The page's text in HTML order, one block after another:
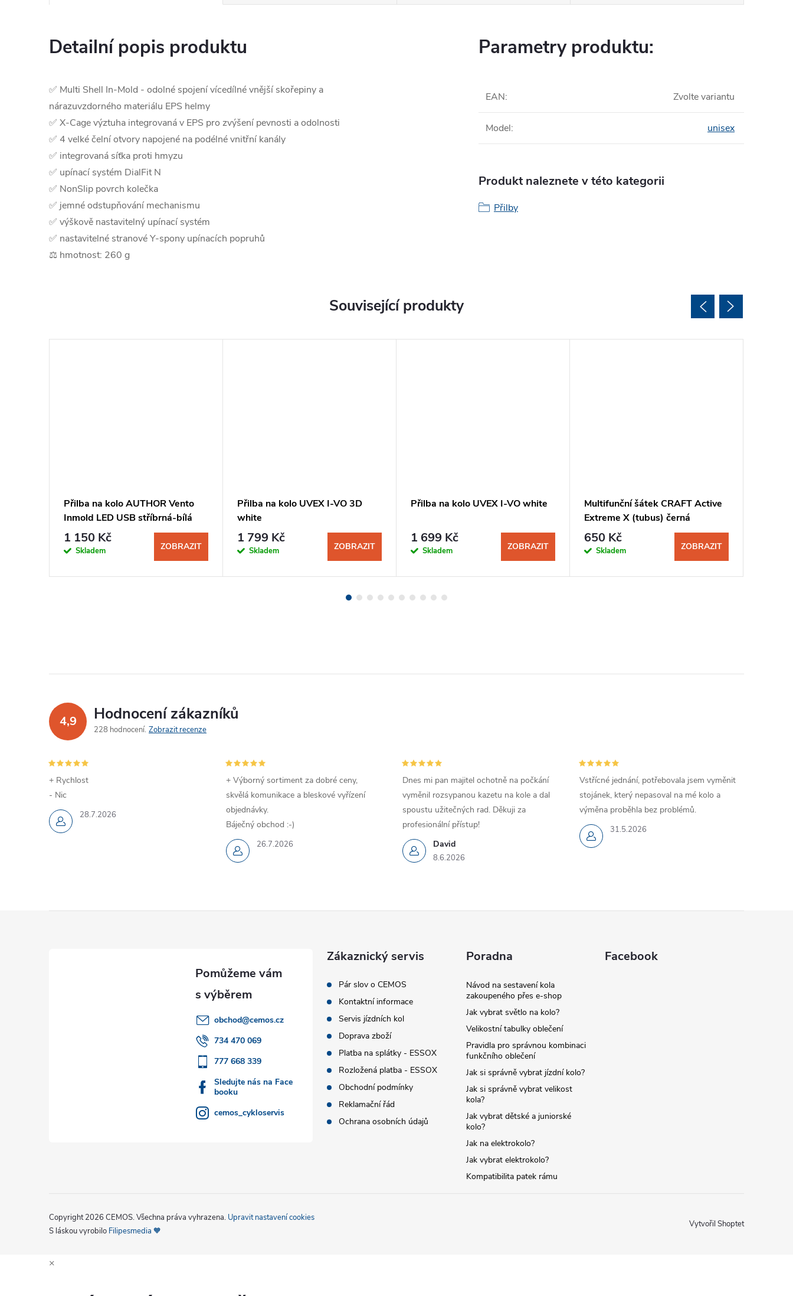
Detailní popis produktu
✅ Multi Shell In-Mold - odolné spojení vícedílné vnější skořepiny a
nárazuvzdorného materiálu EPS helmy
✅ X-Cage výztuha integrovaná v EPS pro zvýšení pevnosti a odolnosti
✅ 4 velké čelní otvory napojené na podélné vnitřní kanály
✅ integrovaná síťka proti hmyzu
✅ upínací systém DialFit N
✅ NonSlip povrch kolečka
✅ jemné odstupňování mechanismu
✅ výškově nastavitelný upínací systém
✅ nastavitelné stranové Y-spony upínacích popruhů
⚖️ hmotnost: 260 g
Parametry produktu:
EAN: Zvolte variantu
Model: unisex
Produkt naleznete v této kategorii
Přilby
Související produkty
Přilba na kolo AUTHOR Vento
Inmold LED USB stříbrná-bílá
1 150 Kč
Skladem ZOBRAZIT
Přilba na kolo UVEX I-VO 3D
white
1 799 Kč
Skladem ZOBRAZIT
Přilba na kolo UVEX I-VO white
1 699 Kč
Skladem ZOBRAZIT
Multifunční šátek CRAFT Active
Extreme X (tubus) černá
650 Kč
Skladem ZOBRAZIT
4,9 Hodnocení zákazníků
228 hodnocení Zobrazit recenze
28.7.2026
+ Rychlost
- Nic
26.7.2026
+ Výborný sortiment za dobré ceny,
skvělá komunikace a bleskové vyřízení
objednávky.
Báječný obchod :-)
David
8.6.2026
Dnes mi pan majitel ochotně na počkání
vyměnil rozsypanou kazetu na kole a dal
spoustu užitečných rad. Děkuji za
profesionální přístup!
31.5.2026
Vstřícné jednání, potřebovala jsem vyměnit
stojánek, který nepasoval na mé kolo a
výměna proběhla bez problémů.
obchod@cemos.cz
734 470 069
777 668 339
Sledujte nás na Face
booku
cemos_cykloservis
Zákaznický servis
Pár slov o CEMOS
Kontaktní informace
Servis jízdních kol
Doprava zboží
Platba na splátky - ESSOX
Rozložená platba - ESSOX
Obchodní podmínky
Reklamační řád
Ochrana osobních údajů
Poradna
Návod na sestavení kola
zakoupeného přes e-shop
Jak vybrat světlo na kolo?
Velikostní tabulky oblečení
Pravidla pro správnou kombinaci
funkčního oblečení
Jak si správně vybrat jízdní kolo?
Jak si správně vybrat velikost
kola?
Jak vybrat dětské a juniorské
kolo?
Jak na elektrokolo?
Jak vybrat elektrokolo?
Kompatibilita patek rámu
Facebook
Vytvořil Shoptet
Copyright 2026 CEMOS. Všechna práva vyhrazena. Upravit nastavení cookies
S láskou vyrobilo Filipesmedia 🧡
×